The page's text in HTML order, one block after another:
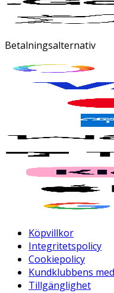
Betalningsalternativ
Köpvillkor
Integritetspolicy
Cookiepolicy
Kundklubbens
Tillgänglighet